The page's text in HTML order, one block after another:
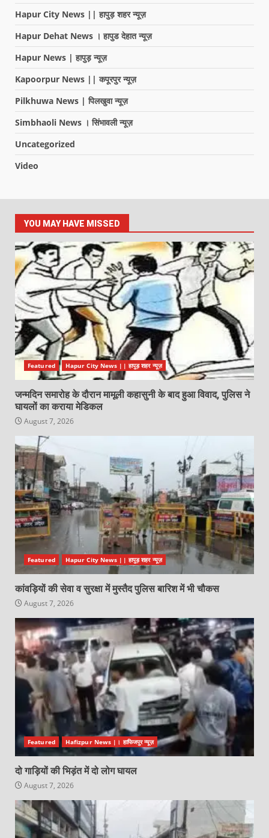
Hapur City News || हापुड़ शहर न्यूज़
Hapur Dehat News । हापुड देहात न्यूज़
Hapur News | हापुड़ न्यूज़
Kapoorpur News || कपूरपुर न्यूज़
Pilkhuwa News | पिलखुवा न्यूज़
Simbhaoli News । सिंभावली न्यूज़
Uncategorized
Video
YOU MAY HAVE MISSED
Featured Hapur City News || हापुड़ शहर न्यूज़
जन्मदिन समारोह के दौरान मामूली कहासुनी के बाद हुआ विवाद, पुलिस ने
घायलों का कराया मेडिकल
August 7, 2026
Featured Hapur City News || हापुड़ शहर न्यूज़
कांवड़ियों की सेवा व सुरक्षा में मुस्तैद पुलिस बारिश में भी चौकस
August 7, 2026
Featured Hafizpur News |। हाफिजपुर न्यूज़
दो गाड़ियों की भिड़ंत में दो लोग घायल
August 7, 2026